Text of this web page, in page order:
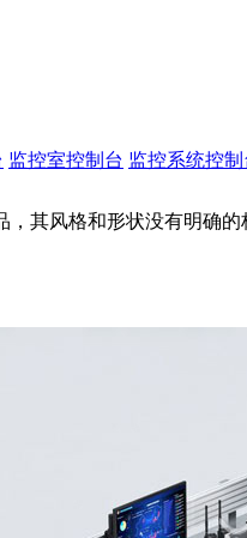
监控室控制台 监控系统控制
风格和形状没有明确的